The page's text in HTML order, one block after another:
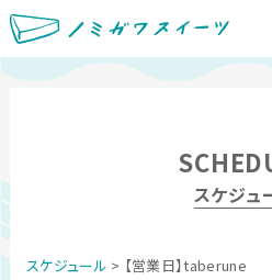
スケジュ
スケジュール > 【営業日】taberune